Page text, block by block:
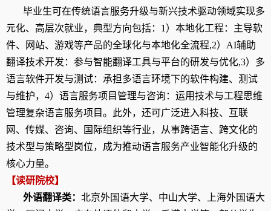
毕业生可在传统语言服务升级与新兴技术驱动领域实现多
元化、高层次就业，典型方向包括： 1 ）本地化工程： 主导软
件、网站、游戏等产品的全球化与本地化全流程,2） AI辅助
翻译技术开发： 参与智能翻译工具与平台的研发与优化,3）多
语言软件开发与测试： 承担多语言环境下的软件构建、测试
与维护， 4）语言服务项目管理与咨询： 运用技术与工程思维
管理复杂语言服务项目。
此外，还可广泛进入科技、互联
网、传媒、咨询、国际组织等行业，从事跨语言、跨文化的
技术型与策略型岗位，成为推动语言服务产业智能化升级的
核心力量。
【读研院校】
外语翻译类： 北京外国语大学、中山大学、上海外国语大